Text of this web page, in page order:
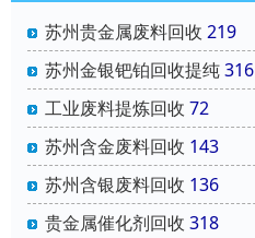
苏州贵金属废料回收 219
苏州金银钯铂回收提纯316
工业废料提炼回收 72
苏州含金废料回收 143
苏州含银废料回收 136
贵金属催化剂回收 318